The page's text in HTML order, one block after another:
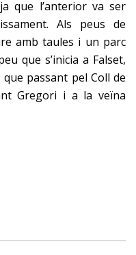
que l’anterior va ser
Als peus de
amb taules i un parc
que s’inicia a Falset,
passant pel Coll de
Gregori i a la veïna